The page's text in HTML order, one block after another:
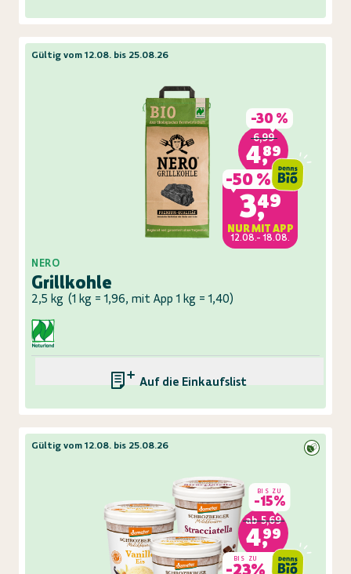
Gültig vom 12.08. bis 25.08.26
-30 %
6,99
4,89
-50 %
3,49
NUR MIT APP
12.08.- 18.08.
NERO
Grillkohle
2,5 kg (1 kg = 1,96, mit App 1 kg = 1,40)
Auf die Einkaufsliste
Gültig vom 12.08. bis 25.08.26
BIS ZU
-15%
5,69
ab
4,99
BIS ZU
-23%